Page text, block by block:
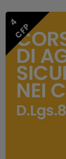
FAQ
CONTATTI
ACCOUNT
4
CFP